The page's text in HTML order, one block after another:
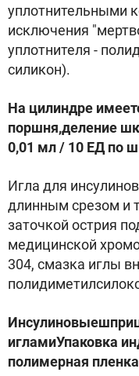
уплотнительными
исключения
уплотнителя -
силикон).
На цилиндре
поршня,деление
0,01 мл / 10 ЕД по
Игла для
длинным срезом и
заточкой острия
медицинской
304, смазка иглы
игламиУпаковка
полимерная